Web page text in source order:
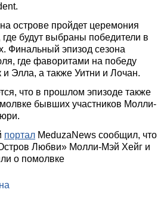
острове пройдет церемония
будут выбраны победители в
Финальный эпизод сезона
где фаворитами на победу
Элла, а также Уитни и Лочан.
что в прошлом эпизоде также
бывших участников Молли-
портал MeduzaNews сообщил, что
Любви» Молли-Мэй Хейг и
о помолвке